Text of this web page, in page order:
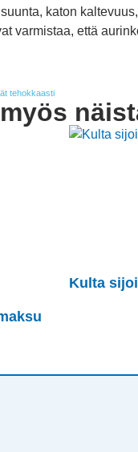
katon
varmistaa, että
tehokkaasti
Kulta